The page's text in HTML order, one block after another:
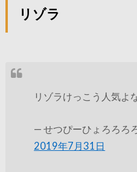
リゾラ
リゾラけっこう人気よ
— せつぴーひょろろ
2019年7月31日